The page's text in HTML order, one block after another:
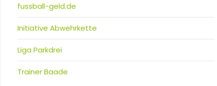
fussball-geld.de
Initiative Abwehrkette
Liga Parkdrei
Trainer Baade